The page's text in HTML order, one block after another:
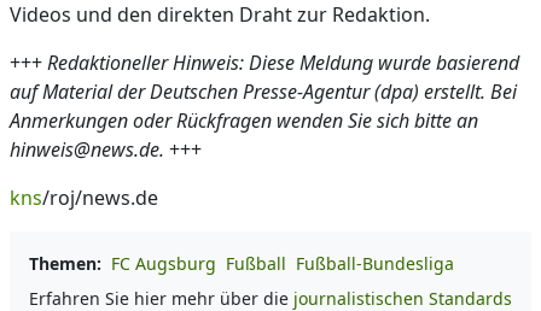
Videos und den direkten Draht zur Redaktion.
+++Redaktioneller Hinweis: Diese Meldung wurde basierend
auf Material der Deutschen Presse-Agentur (dpa) erstellt. Bei
Anmerkungen oder Rückfragen wenden Sie sich bitte an
hinweis@news.de. +++
kns/roj/news.de
Themen: FC Augsburg Fußball Fußball-Bundesliga
Erfahren Sie hier mehr über die journalistischen Standards